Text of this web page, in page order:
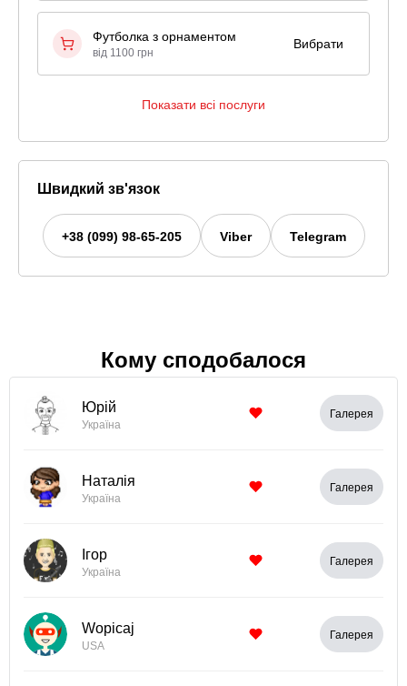
Футболка з орнаментом
від 1100 грн
Вибрати
Показати всі послуги
Швидкий зв'язок
+38 (099) 98-65-205 Viber Telegram
Кому сподобалося
Юрій
Україна
Галерея
Наталія
Україна
Галерея
Ігор
Україна
Галерея
Wopicaj
USA
Галерея